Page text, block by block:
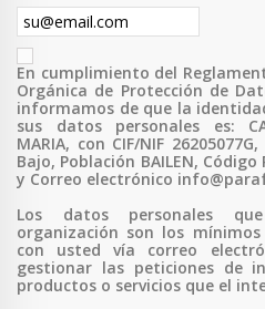
En cumplimiento del
Orgánica de Protección de
informamos de que la
sus datos personales es:
MARIA, con CIF/NIF
Bajo, Población BAILEN, Código
y Correo electrónico
Los datos personales
organización son los
con usted vía correo
gestionar las peticiones de
productos o servicios que el